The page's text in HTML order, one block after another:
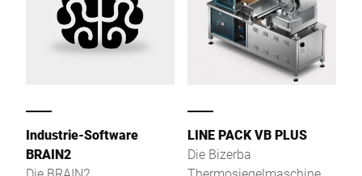
Industrie-Software
BRAIN2
LINE PACK VB PLUS
Die Bizerba